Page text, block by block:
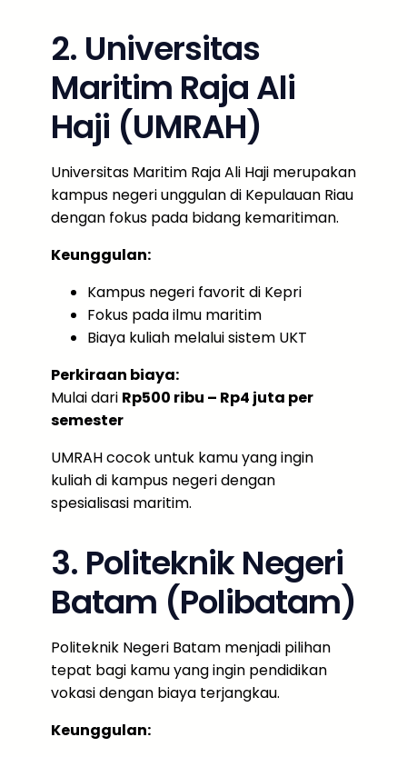
2. Universitas
Maritim Raja Ali
Haji (UMRAH)
Universitas Maritim Raja Ali Haji merupakan
kampus negeri unggulan di Kepulauan Riau
dengan fokus pada bidang kemaritiman.
Keunggulan:
Kampus negeri favorit di Kepri
Fokus pada ilmu maritim
Biaya kuliah melalui sistem UKT
Perkiraan biaya:
Mulai dari Rp500 ribu – Rp4 juta per
semester
UMRAH cocok untuk kamu yang ingin
kuliah di kampus negeri dengan
spesialisasi maritim.
3. Politeknik Negeri
Batam (Polibatam)
Politeknik Negeri Batam menjadi pilihan
tepat bagi kamu yang ingin pendidikan
vokasi dengan biaya terjangkau.
Keunggulan: